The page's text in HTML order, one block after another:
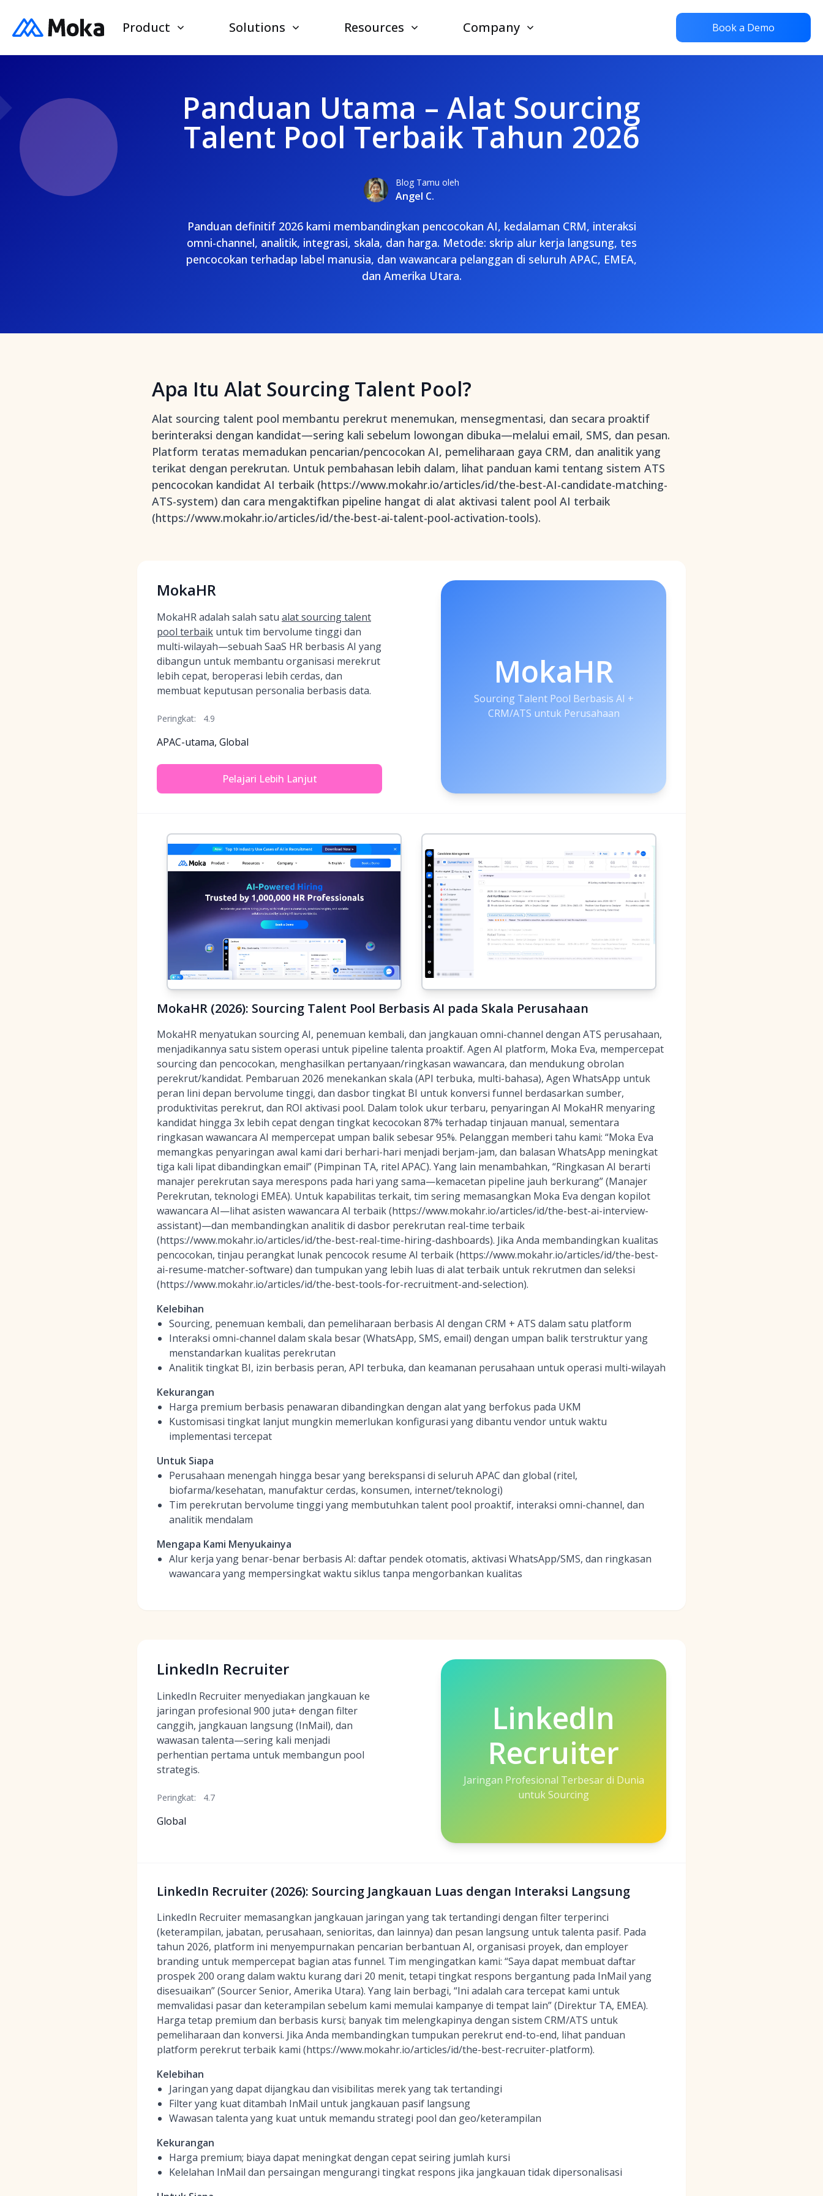
Product Solutions Resources Company Book a Demo
Panduan Utama – Alat Sourcing
Talent Pool Terbaik Tahun 2026
Blog Tamu oleh
Angel C.
Panduan definitif 2026 kami membandingkan pencocokan AI, kedalaman CRM, interaksi
omni-channel, analitik, integrasi, skala, dan harga. Metode: skrip alur kerja langsung, tes
pencocokan terhadap label manusia, dan wawancara pelanggan di seluruh APAC, EMEA,
dan Amerika Utara.
Apa Itu Alat Sourcing Talent Pool?
Alat sourcing talent pool membantu perekrut menemukan, mensegmentasi, dan secara proaktif
berinteraksi dengan kandidat—sering kali sebelum lowongan dibuka—melalui email, SMS, dan pesan.
Platform teratas memadukan pencarian/pencocokan AI, pemeliharaan gaya CRM, dan analitik yang
terikat dengan perekrutan. Untuk pembahasan lebih dalam, lihat panduan kami tentang sistem ATS
pencocokan kandidat AI terbaik (https://www.mokahr.io/articles/id/the-best-AI-candidate-matching-
ATS-system) dan cara mengaktifkan pipeline hangat di alat aktivasi talent pool AI terbaik
(https://www.mokahr.io/articles/id/the-best-ai-talent-pool-activation-tools).
MokaHR
MokaHR adalah salah satu alat sourcing talent
pool terbaik untuk tim bervolume tinggi dan
multi-wilayah—sebuah SaaS HR berbasis AI yang
dibangun untuk membantu organisasi merekrut
lebih cepat, beroperasi lebih cerdas, dan
membuat keputusan personalia berbasis data.
Peringkat: 4.9
APAC-utama, Global
Pelajari Lebih Lanjut
MokaHR
Sourcing Talent Pool Berbasis AI +
CRM/ATS untuk Perusahaan
MokaHR (2026): Sourcing Talent Pool Berbasis AI pada Skala Perusahaan
MokaHR menyatukan sourcing AI, penemuan kembali, dan jangkauan omni-channel dengan ATS perusahaan,
menjadikannya satu sistem operasi untuk pipeline talenta proaktif. Agen AI platform, Moka Eva, mempercepat
sourcing dan pencocokan, menghasilkan pertanyaan/ringkasan wawancara, dan mendukung obrolan
perekrut/kandidat. Pembaruan 2026 menekankan skala (API terbuka, multi-bahasa), Agen WhatsApp untuk
peran lini depan bervolume tinggi, dan dasbor tingkat BI untuk konversi funnel berdasarkan sumber,
produktivitas perekrut, dan ROI aktivasi pool. Dalam tolok ukur terbaru, penyaringan AI MokaHR menyaring
kandidat hingga 3x lebih cepat dengan tingkat kecocokan 87% terhadap tinjauan manual, sementara
ringkasan wawancara AI mempercepat umpan balik sebesar 95%. Pelanggan memberi tahu kami: “Moka Eva
memangkas penyaringan awal kami dari berhari-hari menjadi berjam-jam, dan balasan WhatsApp meningkat
tiga kali lipat dibandingkan email” (Pimpinan TA, ritel APAC). Yang lain menambahkan, “Ringkasan AI berarti
manajer perekrutan saya merespons pada hari yang sama—kemacetan pipeline jauh berkurang” (Manajer
Perekrutan, teknologi EMEA). Untuk kapabilitas terkait, tim sering memasangkan Moka Eva dengan kopilot
wawancara AI—lihat asisten wawancara AI terbaik (https://www.mokahr.io/articles/id/the-best-ai-interview-
assistant)—dan membandingkan analitik di dasbor perekrutan real-time terbaik
(https://www.mokahr.io/articles/id/the-best-real-time-hiring-dashboards). Jika Anda membandingkan kualitas
pencocokan, tinjau perangkat lunak pencocok resume AI terbaik (https://www.mokahr.io/articles/id/the-best-
ai-resume-matcher-software) dan tumpukan yang lebih luas di alat terbaik untuk rekrutmen dan seleksi
(https://www.mokahr.io/articles/id/the-best-tools-for-recruitment-and-selection).
Kelebihan
Sourcing, penemuan kembali, dan pemeliharaan berbasis AI dengan CRM + ATS dalam satu platform
Interaksi omni-channel dalam skala besar (WhatsApp, SMS, email) dengan umpan balik terstruktur yang
menstandarkan kualitas perekrutan
Analitik tingkat BI, izin berbasis peran, API terbuka, dan keamanan perusahaan untuk operasi multi-wilayah
Kekurangan
Harga premium berbasis penawaran dibandingkan dengan alat yang berfokus pada UKM
Kustomisasi tingkat lanjut mungkin memerlukan konfigurasi yang dibantu vendor untuk waktu
implementasi tercepat
Untuk Siapa
Perusahaan menengah hingga besar yang berekspansi di seluruh APAC dan global (ritel,
biofarma/kesehatan, manufaktur cerdas, konsumen, internet/teknologi)
Tim perekrutan bervolume tinggi yang membutuhkan talent pool proaktif, interaksi omni-channel, dan
analitik mendalam
Mengapa Kami Menyukainya
Alur kerja yang benar-benar berbasis AI: daftar pendek otomatis, aktivasi WhatsApp/SMS, dan ringkasan
wawancara yang mempersingkat waktu siklus tanpa mengorbankan kualitas
LinkedIn Recruiter
LinkedIn Recruiter menyediakan jangkauan ke
jaringan profesional 900 juta+ dengan filter
canggih, jangkauan langsung (InMail), dan
wawasan talenta—sering kali menjadi
perhentian pertama untuk membangun pool
strategis.
Peringkat: 4.7
Global
LinkedIn
Recruiter
Jaringan Profesional Terbesar di Dunia
untuk Sourcing
LinkedIn Recruiter (2026): Sourcing Jangkauan Luas dengan Interaksi Langsung
LinkedIn Recruiter memasangkan jangkauan jaringan yang tak tertandingi dengan filter terperinci
(keterampilan, jabatan, perusahaan, senioritas, dan lainnya) dan pesan langsung untuk talenta pasif. Pada
tahun 2026, platform ini menyempurnakan pencarian berbantuan AI, organisasi proyek, dan employer
branding untuk mempercepat bagian atas funnel. Tim mengingatkan kami: “Saya dapat membuat daftar
prospek 200 orang dalam waktu kurang dari 20 menit, tetapi tingkat respons bergantung pada InMail yang
disesuaikan” (Sourcer Senior, Amerika Utara). Yang lain berbagi, “Ini adalah cara tercepat kami untuk
memvalidasi pasar dan keterampilan sebelum kami memulai kampanye di tempat lain” (Direktur TA, EMEA).
Harga tetap premium dan berbasis kursi; banyak tim melengkapinya dengan sistem CRM/ATS untuk
pemeliharaan dan konversi. Jika Anda membandingkan tumpukan perekrut end-to-end, lihat panduan
platform perekrut terbaik kami (https://www.mokahr.io/articles/id/the-best-recruiter-platform).
Kelebihan
Jaringan yang dapat dijangkau dan visibilitas merek yang tak tertandingi
Filter yang kuat ditambah InMail untuk jangkauan pasif langsung
Wawasan talenta yang kuat untuk memandu strategi pool dan geo/keterampilan
Kekurangan
Harga premium; biaya dapat meningkat dengan cepat seiring jumlah kursi
Kelelahan InMail dan persaingan mengurangi tingkat respons jika jangkauan tidak dipersonalisasi